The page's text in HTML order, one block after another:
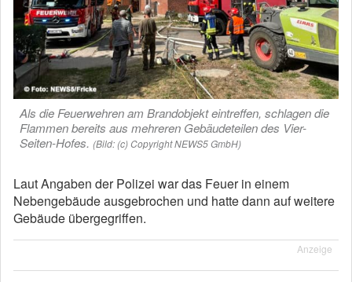
Als die Feuerwehren am Brandobjekt eintreffen, schlagen die
Flammen bereits aus mehreren Gebäudeteilen des Vier-
Seiten-Hofes. (Bild: (c) Copyright NEWS5 GmbH)
Laut Angaben der Polizei war das Feuer in einem
Nebengebäude ausgebrochen und hatte dann auf weitere
Gebäude übergegriffen.
Anzeige